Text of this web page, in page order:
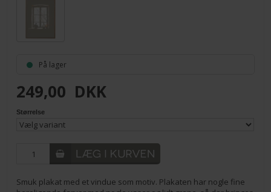
På lager
249,00 DKK
Størrelse
Smuk plakat med et vindue som motiv. Plakaten har nogle fine